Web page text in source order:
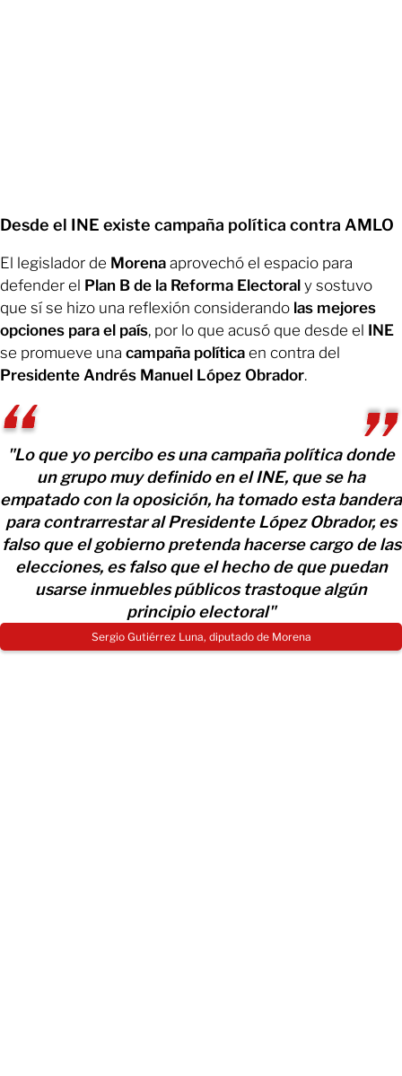
Desde el INE existe campaña política contra AMLO
El legislador de Morena aprovechó el espacio para
defender el Plan B de la Reforma Electoral y sostuvo
que sí se hizo una reflexión considerando las mejores
opciones para el país, por lo que acusó que desde el INE
se promueve una campaña política en contra del
Presidente Andrés Manuel López Obrador.
"Lo que yo percibo es una campaña política donde
un grupo muy definido en el INE, que se ha
empatado con la oposición, ha tomado esta bandera
para contrarrestar al Presidente López Obrador, es
falso que el gobierno pretenda hacerse cargo de las
elecciones, es falso que el hecho de que puedan
usarse inmuebles públicos trastoque algún
principio electoral"
Sergio Gutiérrez Luna, diputado de Morena